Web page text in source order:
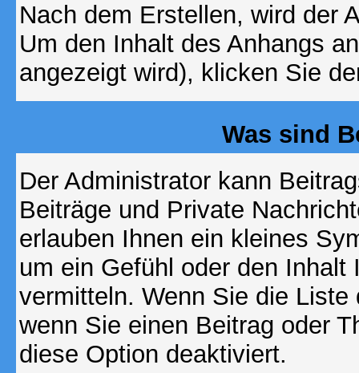
Nach dem Erstellen, wird der
Um den Inhalt des Anhangs
angezeigt wird), klicken Sie
Was sind
Der Administrator kann
Beiträge und Private
erlauben Ihnen ein kleines
um ein Gefühl oder den
vermitteln. Wenn Sie die
wenn Sie einen Beitrag oder
diese Option deaktiviert.